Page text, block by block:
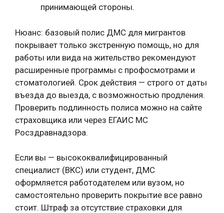
принимающей стороны.
Нюанс: базовый полис ДМС для мигрантов
покрывает только экстренную помощь, но для
работы или вида на жительство рекомендуют
расширенные программы с профосмотрами и
стоматологией. Срок действия — строго от даты
въезда до выезда, с возможностью продления.
Проверить подлинность полиса можно на сайте
страховщика или через ЕГАИС МС
Росздравнадзора.
Если вы — высококвалифицированный
специалист (ВКС) или студент, ДМС
оформляется работодателем или вузом, но
самостоятельно проверить покрытие все равно
стоит. Штраф за отсутствие страховки для